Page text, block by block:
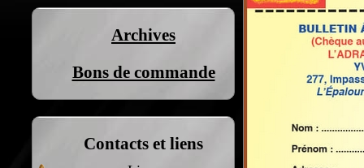
Archives
Bons de commande
Contacts et liens